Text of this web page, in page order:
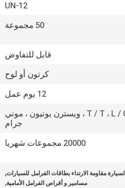
UN-12
50 مجموعة
قابل للتفاوض
كرتون أو لوح
12 يوم عمل
T / T ، L / C ، ويسترن يونيون ، موني
جرام
20000 مجموعات شهريا
السيارة مقاومة الارتداء بطاقات الفرامل للسيارات,
مسامير و أقراص الفرامل الأمامية,